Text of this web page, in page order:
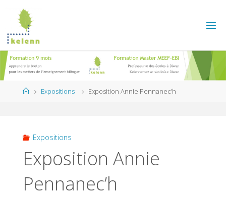
content
HomeExpositions Exposition Annie Pennanec’h
Expositions
Exposition Annie
Pennanec’h